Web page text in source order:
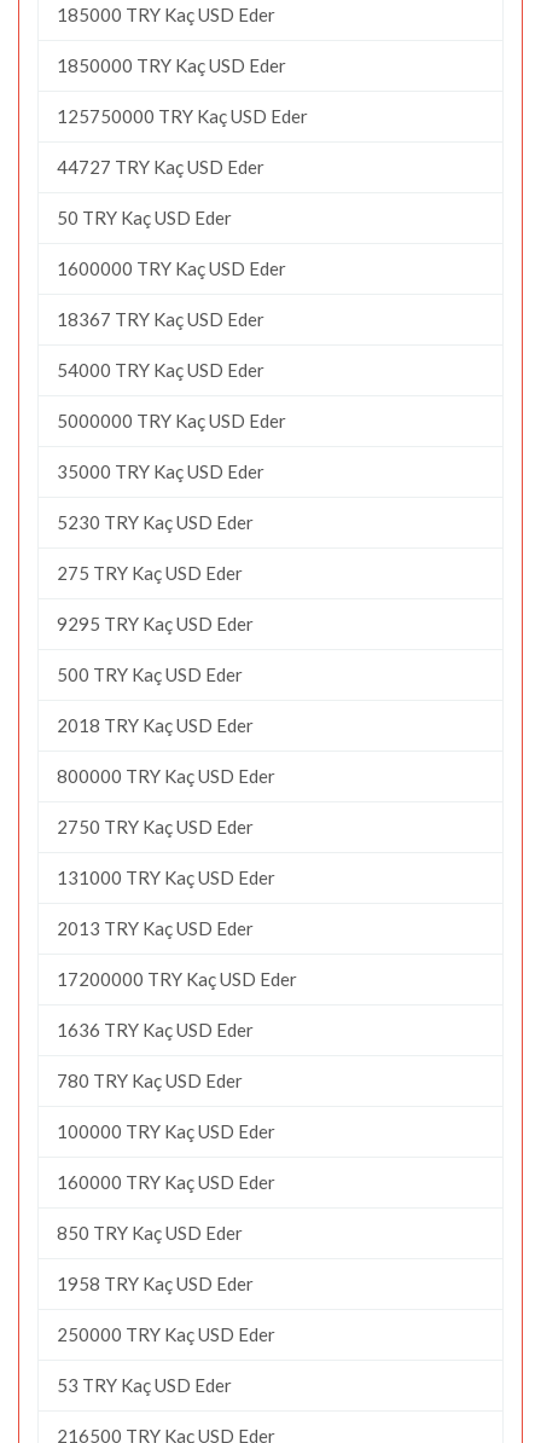
185000 TRY Kaç USD Eder
1850000 TRY Kaç USD Eder
125750000 TRY Kaç USD Eder
44727 TRY Kaç USD Eder
50 TRY Kaç USD Eder
1600000 TRY Kaç USD Eder
18367 TRY Kaç USD Eder
54000 TRY Kaç USD Eder
5000000 TRY Kaç USD Eder
35000 TRY Kaç USD Eder
5230 TRY Kaç USD Eder
275 TRY Kaç USD Eder
9295 TRY Kaç USD Eder
500 TRY Kaç USD Eder
2018 TRY Kaç USD Eder
800000 TRY Kaç USD Eder
2750 TRY Kaç USD Eder
131000 TRY Kaç USD Eder
2013 TRY Kaç USD Eder
17200000 TRY Kaç USD Eder
1636 TRY Kaç USD Eder
780 TRY Kaç USD Eder
100000 TRY Kaç USD Eder
160000 TRY Kaç USD Eder
850 TRY Kaç USD Eder
1958 TRY Kaç USD Eder
250000 TRY Kaç USD Eder
53 TRY Kaç USD Eder
216500 TRY Kaç USD Eder